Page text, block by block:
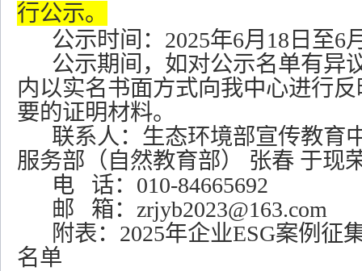
行公示。
公示时间： 2025年6月 18 日至6
公示期间，如对公示名单有异
内以实名书面方式向我中心进行
要的证明材料。
联系人：生态环境部宣传教育
服务部（自然教育部） 张春 于现
电
话： 010-84665692
邮
箱： zrjyb2023@163.com
附表： 2025年企业ESG案例征
名单